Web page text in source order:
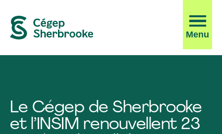
la
Menu
Le Cégep de Sherbrooke
et l’INSIM renouvellent 23